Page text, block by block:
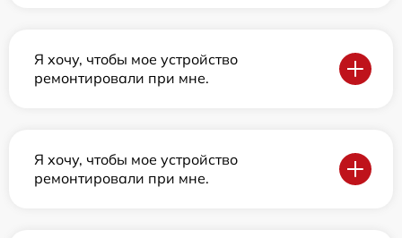
Я хочу, чтобы мое устройство
ремонтировали при мне.
Я хочу, чтобы мое устройство
ремонтировали при мне.